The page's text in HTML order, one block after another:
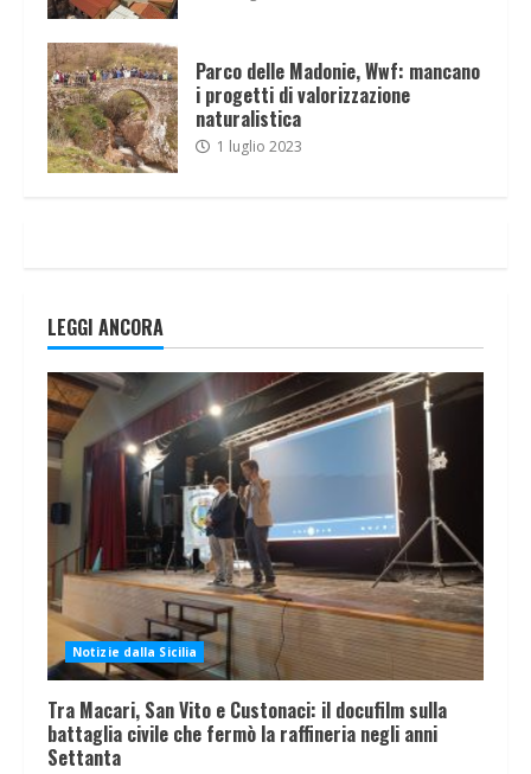
Parco delle Madonie, Wwf: mancano
i progetti di valorizzazione
naturalistica
1 luglio 2023
LEGGI ANCORA
Notizie dalla Sicilia
Tra Macari, San Vito e Custonaci: il docufilm sulla
battaglia civile che fermò la raffineria negli anni
Settanta